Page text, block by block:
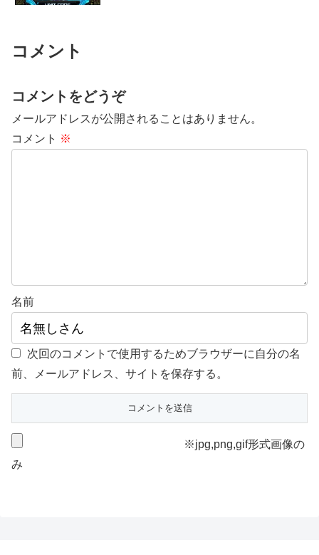
コメント
コメントをどうぞ
メールアドレスが公開されることはありません。
コメント ※
名前
次回のコメントで使用するためブラウザーに自分の名
前、メールアドレス、サイトを保存する。
※jpg,png,gif形式画像の
み